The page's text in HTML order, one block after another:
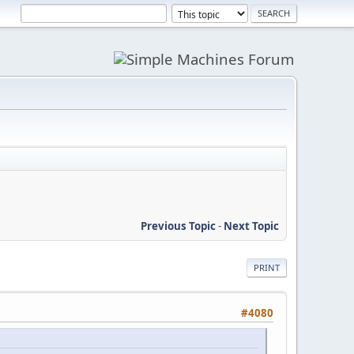
Previous Topic- Next Topic
PRINT
#4080